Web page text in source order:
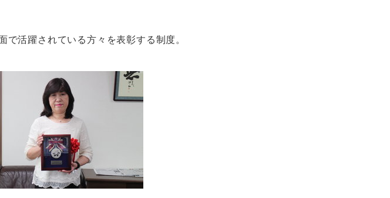
活躍されている方々を表彰する制度。